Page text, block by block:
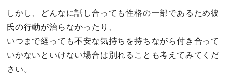
しかし、どんなに話し合っても性格の一部であるため彼
氏の行動が治らなかったり、
いつまで経っても不安な気持ちを持ちながら付き合って
いかないといけない場合は別れることも考えてみてくだ
さい。